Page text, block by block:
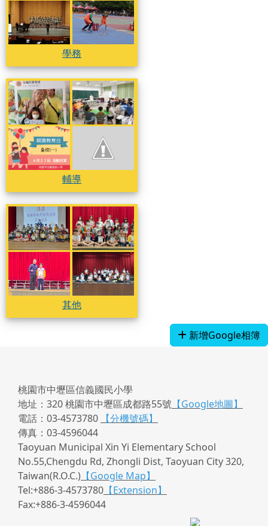
學務
學務
輔導
輔導
輔導
其他
其他
其他
新增Google相簿
桃園市中壢區信義國民小學
地址：320 桃園市中壢區成都路55號 【Google地圖】
電話：03-4573780
【分機號碼】
傳真：03-4596044
Taoyuan Municipal Xin Yi Elementary School
No.55,Chengdu Rd, Zhongli Dist, Taoyuan City 320,
Taiwan(R.O.C.) 【Google Map】
Tel:+886-3-4573780 【Extension】
Fax:+886-3-4596044